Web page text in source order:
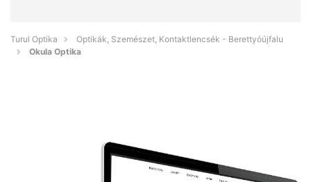
Turul Optika
Optikák, Szemészet, Kontaktlencsék - Berettyóújfalu
Okula Optika